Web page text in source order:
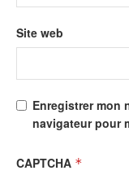
Site web
Enregistrer mon
navigateur pour
CAPTCHA *